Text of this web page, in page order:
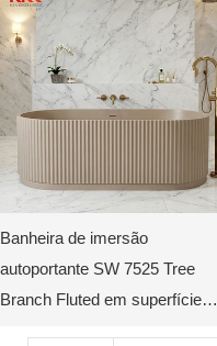
Banheira de imersão
autoportante SW 7525 Tree
Branch Fluted em superfície